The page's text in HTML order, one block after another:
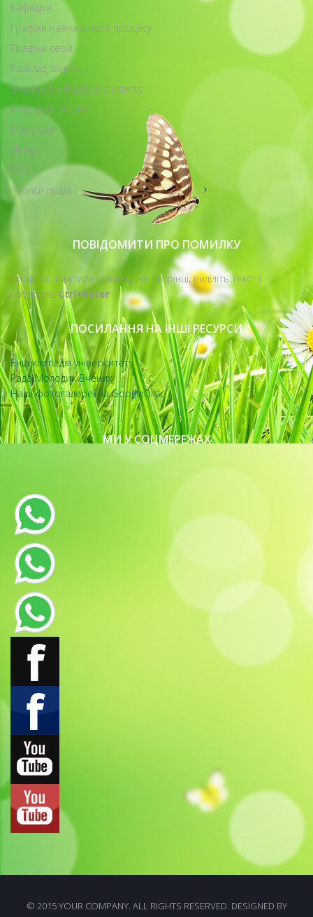
Кафедри
Графіки навчального процесу
Графіки сесій
Розклад занять
Shedule for Medical students
Календар тижнів
Мапа сайту
Пошук
FAQ
Анонси подій
ПОВІДОМИТИ ПРО ПОМИЛКУ
Якщо ви помітили помилку на сторінці, виділіть текст і
натисніть Ctrl+Enter
ПОСИЛАННЯ НА ІНШІ РЕСУРСИ
Енциклопедія університету
Рада Молодих Вчених
Наші фотогалереї на GoogleDisk
МИ У СОЦМЕРЕЖАХ
© 2015 YOUR COMPANY. ALL RIGHTS RESERVED. DESIGNED BY